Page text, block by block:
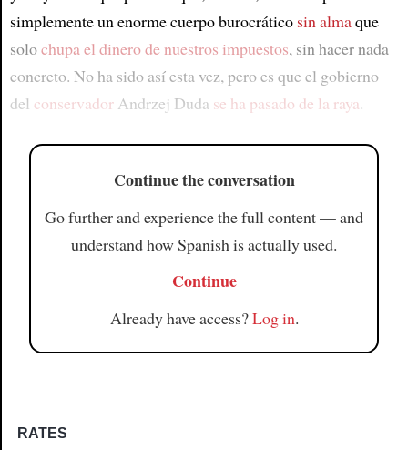
simplemente un enorme cuerpo burocrático sin almaque
solochupa el dinero de nuestros impuestos, sin hacer nada
concreto. No ha sido así esta vez, pero es que el gobierno
del conservadorAndrzej Duda se ha pasado de la raya.
Continue the conversation
Go further and experience the full content — and
understand how Spanish is actually used.
Continue
Already have access?Log in.
RATES